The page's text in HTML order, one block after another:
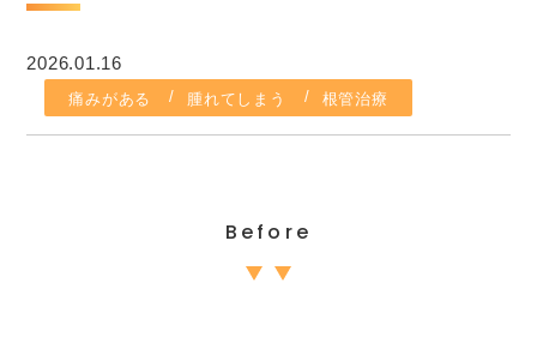
2026.01.16
痛みがある 腫れてしまう 根管治療
Before